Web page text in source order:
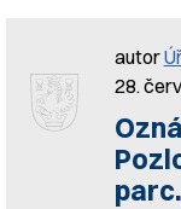
autor
28.